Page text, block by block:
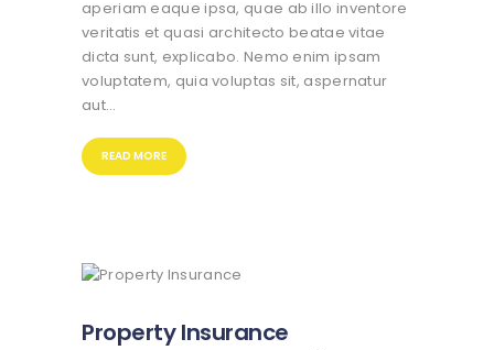
aperiam eaque ipsa, quae ab illo inventore
veritatis et quasi architecto beatae vitae
dicta sunt, explicabo. Nemo enim ipsam
voluptatem, quia voluptas sit, aspernatur
aut…
READ MORE
Property Insurance